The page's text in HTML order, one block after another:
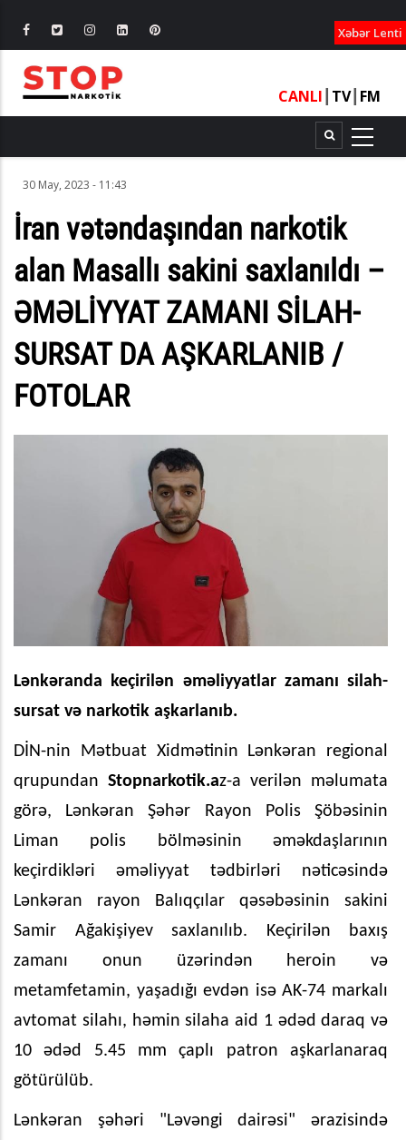
Xəbər Lenti
CANLI TV┃ FM
30 May, 2023 - 11:43
İran vətəndaşından narkotik
alan Masallı sakini saxlanıldı –
ƏMƏLİYYAT ZAMANI SİLAH-
SURSAT DA AŞKARLANIB /
FOTOLAR
Lənkəranda keçirilən əməliyyatlar zamanı silah-
sursat və narkotik aşkarlanıb.
DİN-nin Mətbuat Xidmətinin Lənkəran regional
qrupundan Stopnarkotik.az-a verilən məlumata
görə, Lənkəran Şəhər Rayon Polis Şöbəsinin
Liman polis bölməsinin əməkdaşlarının
keçirdikləri əməliyyat tədbirləri nəticəsində
Lənkəran rayon Balıqçılar qəsəbəsinin sakini
Samir Ağakişiyev saxlanılıb. Keçirilən baxış
zamanı onun üzərindən heroin və
metamfetamin, yaşadığı evdən isə AK-74 markalı
avtomat silahı, həmin silaha aid 1 ədəd daraq və
10 ədəd 5.45 mm çaplı patron aşkarlanaraq
götürülüb.
Lənkəran şəhəri "Ləvəngi dairəsi" ərazisində